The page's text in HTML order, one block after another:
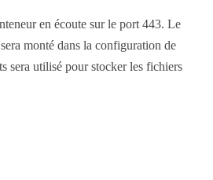
en écoute sur le port 443. Le
monté dans la configuration de
sera utilisé pour stocker les fichiers